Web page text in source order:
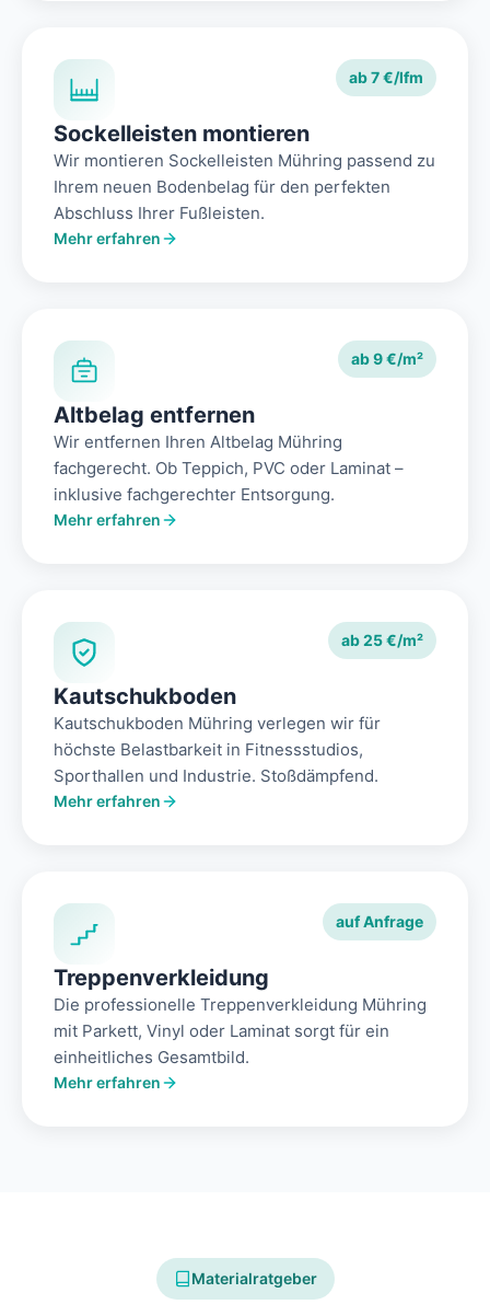
ab 7 €/lfm
Sockelleisten montieren
Wir montieren Sockelleisten Mühring passend zu
Ihrem neuen Bodenbelag für den perfekten
Abschluss Ihrer Fußleisten.
Mehr erfahren
ab 9 €/m²
Altbelag entfernen
Wir entfernen Ihren Altbelag Mühring
fachgerecht. Ob Teppich, PVC oder Laminat –
inklusive fachgerechter Entsorgung.
Mehr erfahren
ab 25 €/m²
Kautschukboden
Kautschukboden Mühring verlegen wir für
höchste Belastbarkeit in Fitnessstudios,
Sporthallen und Industrie. Stoßdämpfend.
Mehr erfahren
auf Anfrage
Treppenverkleidung
Die professionelle Treppenverkleidung Mühring
mit Parkett, Vinyl oder Laminat sorgt für ein
einheitliches Gesamtbild.
Mehr erfahren
Materialratgeber